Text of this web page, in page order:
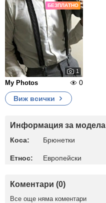
БЕЗПЛАТНО
1
My Photos
0
Виж всички
Информация за модела
Коса: Брюнетки
Етнос: Европейски
Коментари (0)
Все още няма коментари